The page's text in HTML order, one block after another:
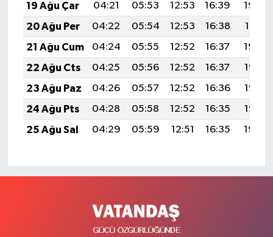
19 Ağu Çar
04:21 05:53 12:53 16:39
19:43
20 Ağu Per
04:22 05:54 12:53 16:38
19:41
21 Ağu Cum
04:24 05:55 12:52 16:37
19:40
22 Ağu Cts
04:25 05:56 12:52 16:37
19:38
23 Ağu Paz
04:26 05:57 12:52 16:36
19:37
24 Ağu Pts
04:28 05:58 12:52 16:35
19:36
25 Ağu Sal
04:29 05:59 12:51 16:35 19:34